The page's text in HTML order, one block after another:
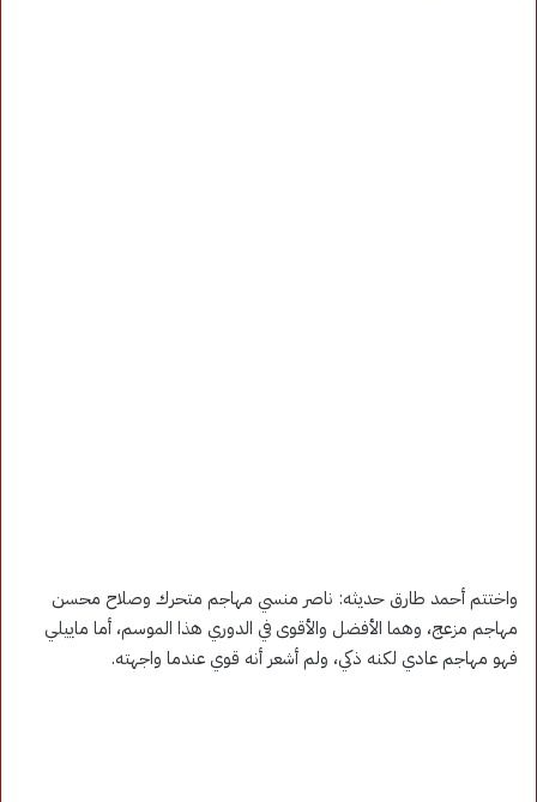
واختتم أحمد طارق حديثه: ناصر منسي مهاجم متحرك وصلاح محسن
مهاجم مزعج، وهما الأفضل والأقوى في الدوري هذا الموسم، أما ماييلي
فهو مهاجم عادي لكنه ذكي، ولم أشعر أنه قوي عندما واجهته.